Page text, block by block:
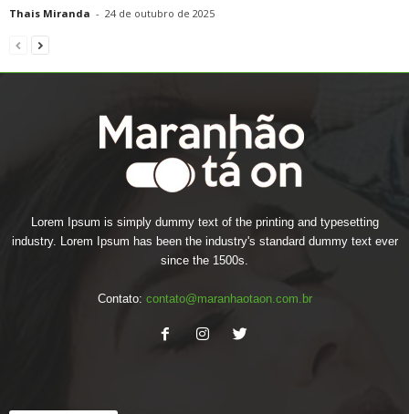
Thais Miranda - 24 de outubro de 2025
Lorem Ipsum is simply dummy text of the printing and typesetting
industry. Lorem Ipsum has been the industry's standard dummy text ever
since the 1500s.
Contato: contato@maranhaotaon.com.br